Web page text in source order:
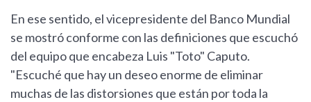
En ese sentido, el vicepresidente del Banco Mundial
se mostró conforme con las definiciones que escuchó
del equipo que encabeza Luis "Toto" Caputo.
"Escuché que hay un deseo enorme de eliminar
muchas de las distorsiones que están por toda la